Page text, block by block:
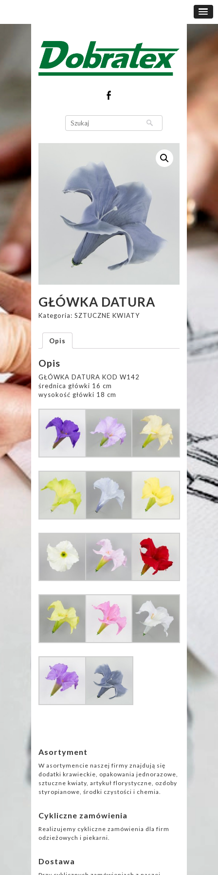
GŁÓWKA DATURA
Kategoria: SZTUCZNE KWIATY
Opis
Opis
GŁÓWKA DATURA KOD W142
średnica główki 16 cm
wysokość główki 18 cm
Asortyment
W asortymencie naszej firmy znajdują się
dodatki krawieckie, opakowania jednorazowe,
sztuczne kwiaty, artykuł florystyczne, ozdoby
styropianowe, środki czystości i chemia.
Cykliczne zamówienia
Realizujemy cykliczne zamówienia dla firm
odzieżowych i piekarni.
Dostawa